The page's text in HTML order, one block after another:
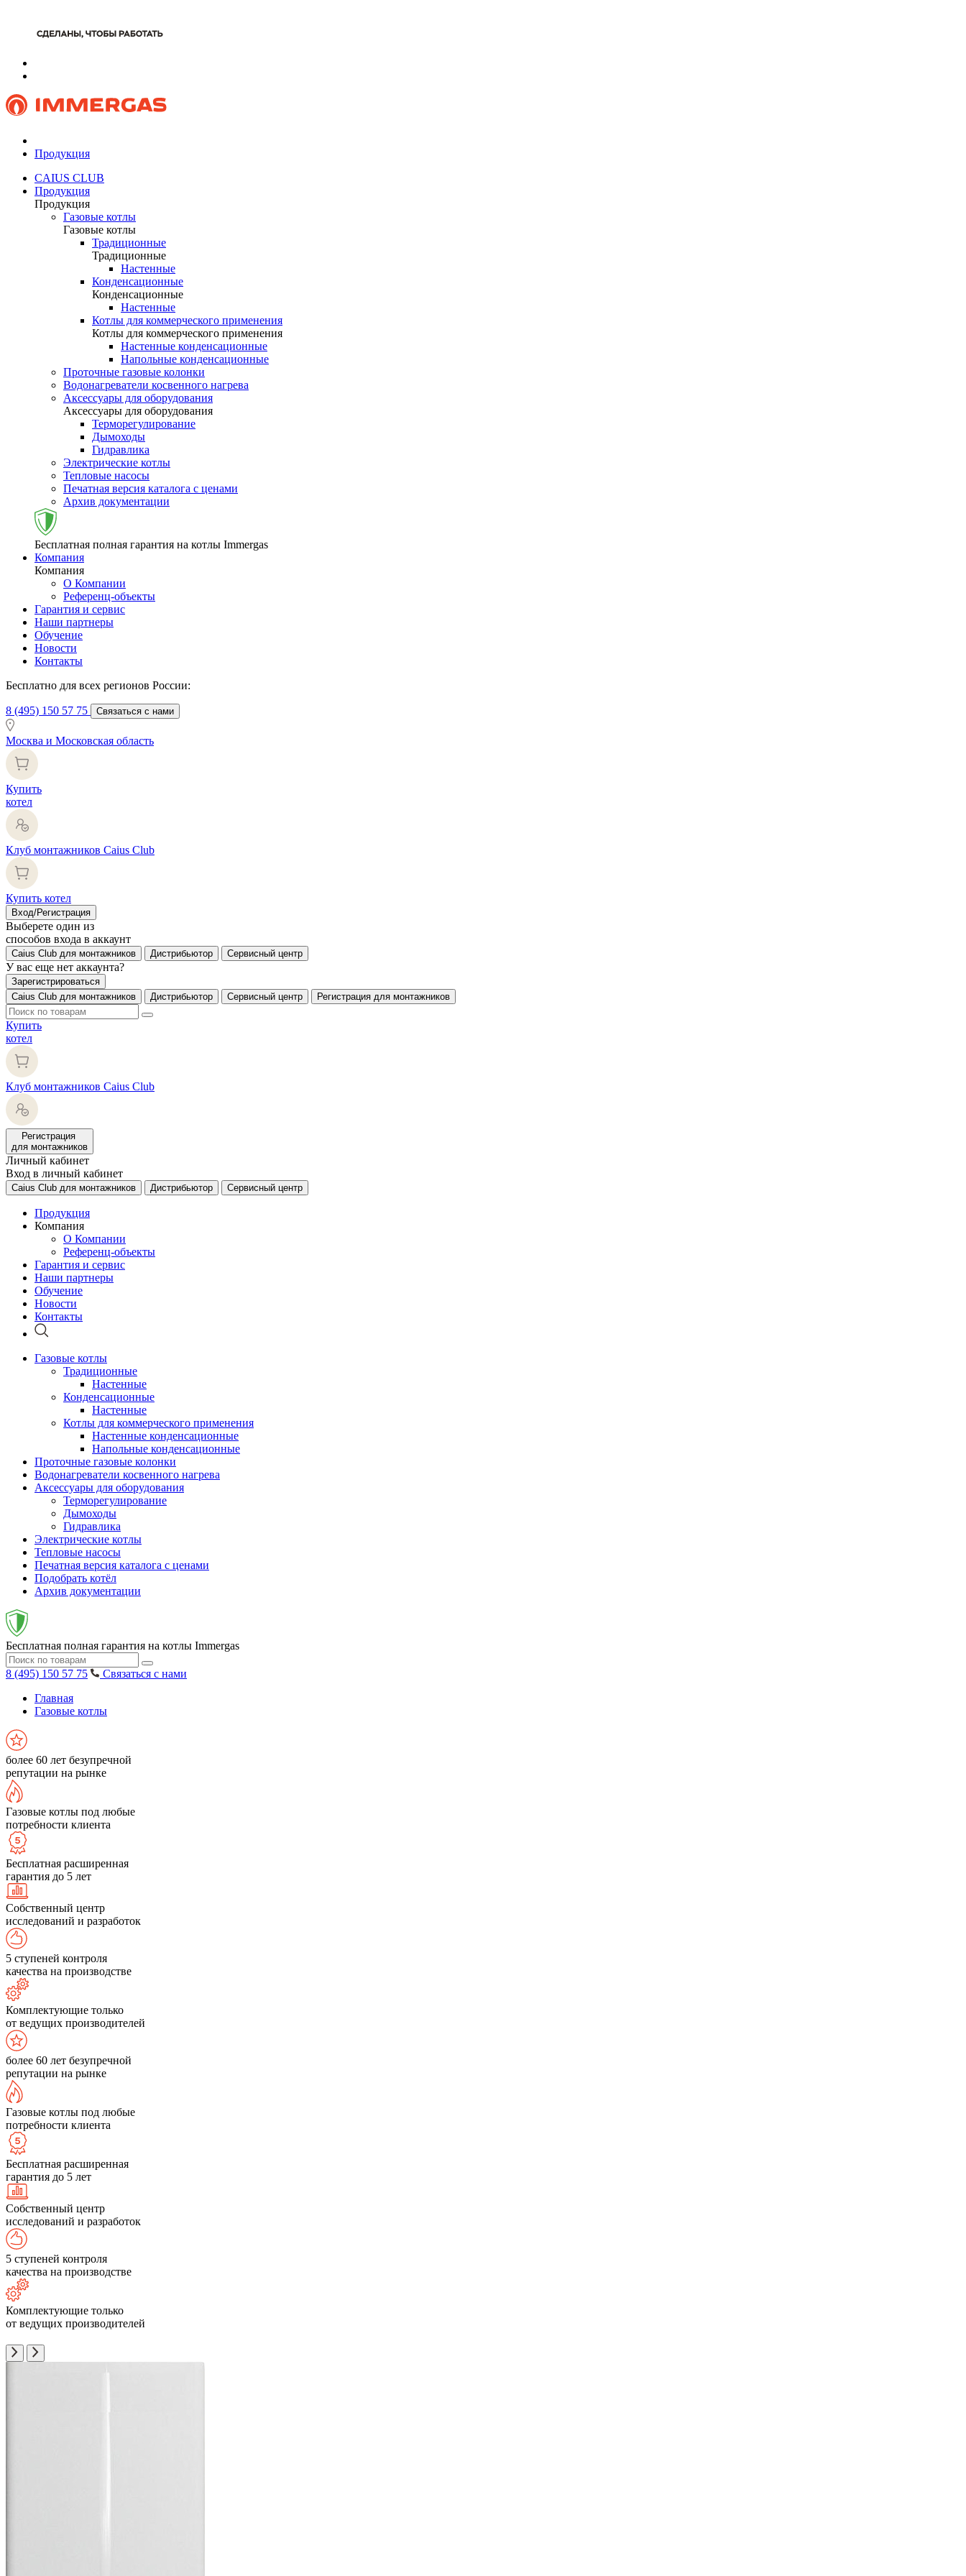
Продукция
CAIUS CLUB
Продукция
Продукция
Газовые котлы
Газовые котлы
Традиционные
Традиционные
Настенные
Конденсационные
Конденсационные
Настенные
Котлы для коммерческого применения
Котлы для коммерческого применения
Настенные конденсационные
Напольные конденсационные
Проточные газовые колонки
Водонагреватели косвенного нагрева
Аксессуары для оборудования
Аксессуары для оборудования
Терморегулирование
Дымоходы
Гидравлика
Электрические котлы
Тепловые насосы
Печатная версия каталога с ценами
Архив документации
Бесплатная полная гарантия на котлы Immergas
Компания
Компания
О Компании
Референц-объекты
Гарантия и сервис
Наши партнеры
Обучение
Новости
Контакты
Бесплатно для всех регионов России:
8 (495) 150 57 75 Связаться с нами
Москва и Московская область
Купить
котел
Клуб монтажников Caius Club
Купить котел
Вход/Регистрация
Выберете один из
способов входа в аккаунт
Caius Club для монтажников Дистрибьютор Сервисный центр
У вас еще нет аккаунта?
Зарегистрироваться
Caius Club для монтажников
Дистрибьютор Сервисный центр Регистрация для монтажников
Купить
котел
Клуб монтажников Caius Club
Регистрация
для монтажников
Личный кабинет
Вход в личный кабинет
Caius Club для монтажников Дистрибьютор Сервисный центр
Продукция
Компания
О Компании
Референц-объекты
Гарантия и сервис
Наши партнеры
Обучение
Новости
Контакты
Газовые котлы
Традиционные
Настенные
Конденсационные
Настенные
Котлы для коммерческого применения
Настенные конденсационные
Напольные конденсационные
Проточные газовые колонки
Водонагреватели косвенного нагрева
Аксессуары для оборудования
Терморегулирование
Дымоходы
Гидравлика
Электрические котлы
Тепловые насосы
Печатная версия каталога с ценами
Подобрать котёл
Архив документации
Бесплатная полная гарантия на котлы Immergas
8 (495) 150 57 75
Связаться с нами
Главная
Газовые котлы
более 60 лет безупречной
репутации на рынке
Газовые котлы под любые
потребности клиента
Бесплатная расширенная
гарантия до 5 лет
Собственный центр
исследований и разработок
5 ступеней контроля
качества на производстве
Комплектующие только
от ведущих производителей
более 60 лет безупречной
репутации на рынке
Газовые котлы под любые
потребности клиента
Бесплатная расширенная
гарантия до 5 лет
Собственный центр
исследований и разработок
5 ступеней контроля
качества на производстве
Комплектующие только
от ведущих производителей